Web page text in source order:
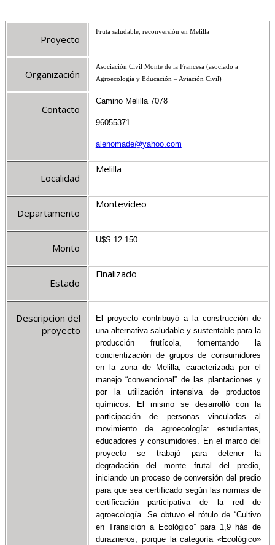
Proyecto
Fruta saludable, reconversión en Melilla
Organización
Asociación Civil Monte de la Francesa (asociado a
Agroecología y Educación – Aviación Civil)
Contacto
Camino Melilla 7078
96055371
alenomade@yahoo.com
Localidad
Melilla
Departamento
Montevideo
Monto
U$S 12.150
Estado
Finalizado
Descripcion del
proyecto
El proyecto contribuyó a la construcción de
una alternativa saludable y sustentable para la
producción frutícola, fomentando la
concientización de grupos de consumidores
en la zona de Melilla, caracterizada por el
manejo “convencional” de las plantaciones y
por la utilización intensiva de productos
químicos. El mismo se desarrolló con la
participación de personas vinculadas al
movimiento de agroecología: estudiantes,
educadores y consumidores. En el marco del
proyecto se trabajó para detener la
degradación del monte frutal del predio,
iniciando un proceso de conversión del predio
para que sea certificado según las normas de
certificación participativa de la red de
agroecología. Se obtuvo el rótulo de “Cultivo
en Transición a Ecológico” para 1,9 hás de
durazneros, porque la categoría «Ecológico»